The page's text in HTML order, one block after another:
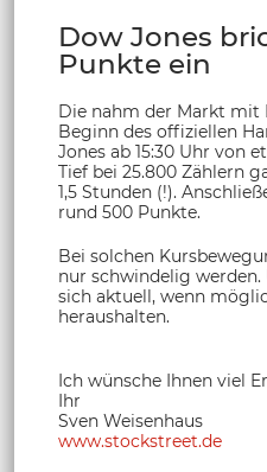
Dow Jones
Punkte ein
Die nahm der Markt mit
Beginn des offiziellen
Jones ab 15:30 Uhr von
Tief bei 25.800 Zählern
1,5 Stunden (!).
rund 500 Punkte.
Bei solchen
nur schwindelig
sich aktuell, wenn
heraushalten.
Ich wünsche Ihnen viel
Ihr
Sven Weisenhaus
www.stockstreet.de